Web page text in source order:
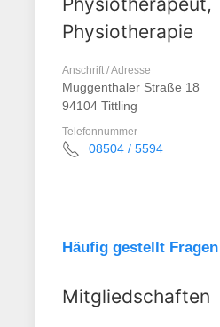
Physiotherapie
Anschrift / Adresse
Muggenthaler Straße 18
94104 Tittling
Telefonnummer
08504 / 5594
Häufig gestellt Fragen
Mitgliedschaften